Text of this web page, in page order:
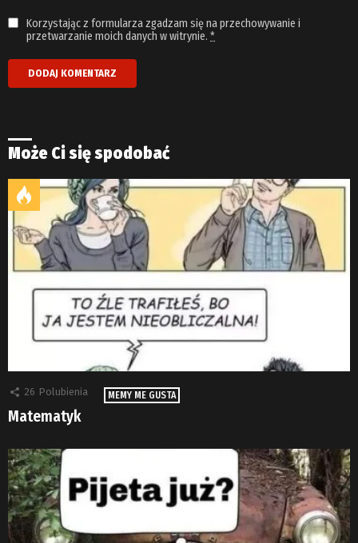
Korzystając z formularza zgadzam się na przechowywanie i
przetwarzanie moich danych w witrynie. *
Może Ci się spodobać
26 Polubienia MEMY ME GUSTA
Matematyk